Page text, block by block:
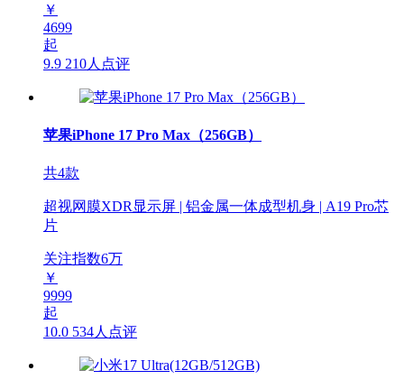
￥
4699
起
9.9 210人点评
苹果iPhone 17 Pro Max（256GB）
共4款
超视网膜XDR显示屏 | 铝金属一体成型机身 | A19 Pro芯
片
关注指数6万
￥
9999
起
10.0 534人点评